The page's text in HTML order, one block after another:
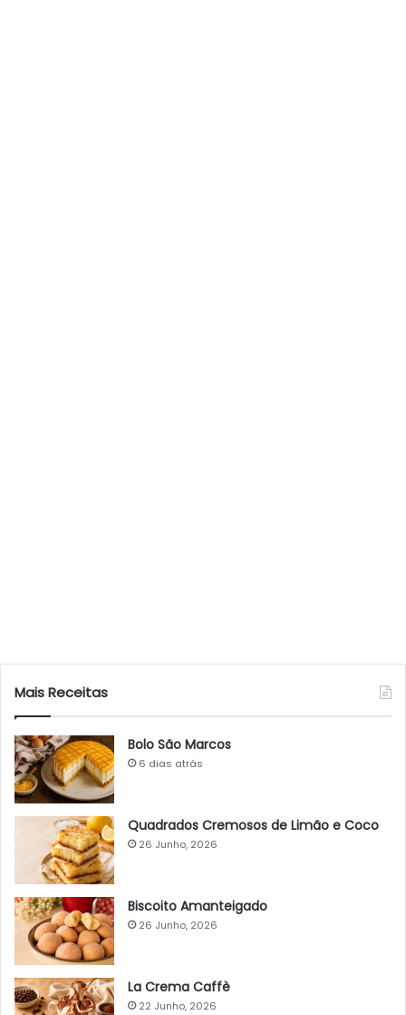
Mais Receitas
Bolo São Marcos
6 dias atrás
Quadrados Cremosos de Limão e Coco
26 Junho, 2026
Biscoito Amanteigado
26 Junho, 2026
La Crema Caffè
22 Junho, 2026